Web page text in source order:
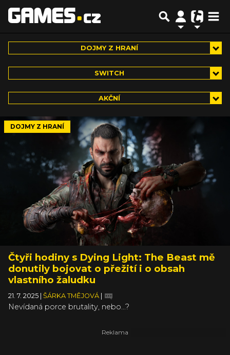
DOJMY Z HRANÍ
SWITCH
AKČNÍ
DOJMY Z HRANÍ
Čtyři hodiny s Dying Light: The Beast mě
donutily bojovat o přežití i o obsah
vlastního žaludku
21. 7. 2025 ŠÁRKA TMĚJOVÁ
Nevídaná porce brutality, nebo...?